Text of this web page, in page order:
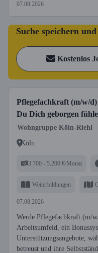
07.08.2026
Suche speichern
Kostenlos
Pflegefachkraft (m/w/
Du Dich geborgen
Wohngruppe Köln-Riehl
Köln
3.700 - 5.200 €/Monat
Weiterbildungen
07.08.2026
Werde Pflegefachkraft (m/
Arbeitsumfeld, ein
Unterstützungsangebote,
betreust und ihre